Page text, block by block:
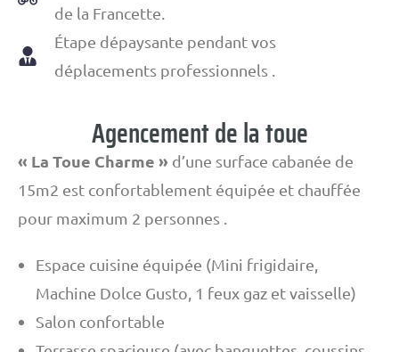
de la Francette.
Étape dépaysante pendant vos
déplacements professionnels .
Agencement de la toue
« La Toue Charme » d’une surface cabanée de
15m2 est confortablement équipée et chauffée
pour maximum 2 personnes .
Espace cuisine équipée (Mini frigidaire,
Machine Dolce Gusto, 1 feux gaz et vaisselle)
Salon confortable